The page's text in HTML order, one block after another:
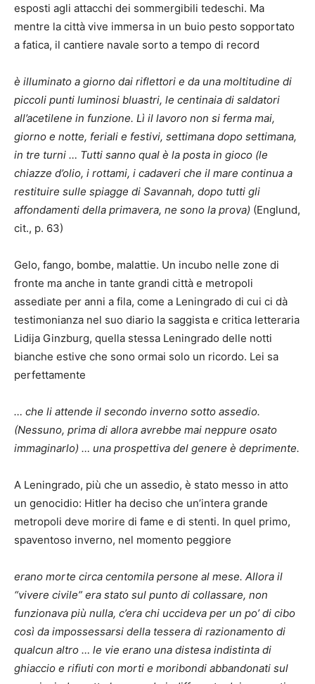
esposti agli attacchi dei sommergibili tedeschi. Ma
mentre la città vive immersa in un buio pesto sopportato
a fatica, il cantiere navale sorto a tempo di record
è illuminato a giorno dai riflettori e da una moltitudine di
piccoli punti luminosi bluastri, le centinaia di saldatori
all’acetilene in funzione. Lì il lavoro non si ferma mai,
giorno e notte, feriali e festivi, settimana dopo settimana,
in tre turni … Tutti sanno qual è la posta in gioco (le
chiazze d’olio, i rottami, i cadaveri che il mare continua a
restituire sulle spiagge di Savannah, dopo tutti gli
affondamenti della primavera, ne sono la prova) (Englund,
cit., p. 63)
Gelo, fango, bombe, malattie. Un incubo nelle zone di
fronte ma anche in tante grandi città e metropoli
assediate per anni a fila, come a Leningrado di cui ci dà
testimonianza nel suo diario la saggista e critica letteraria
Lidija Ginzburg, quella stessa Leningrado delle notti
bianche estive che sono ormai solo un ricordo. Lei sa
perfettamente
… che li attende il secondo inverno sotto assedio.
(Nessuno, prima di allora avrebbe mai neppure osato
immaginarlo) … una prospettiva del genere è deprimente.
A Leningrado, più che un assedio, è stato messo in atto
un genocidio: Hitler ha deciso che un’intera grande
metropoli deve morire di fame e di stenti. In quel primo,
spaventoso inverno, nel momento peggiore
erano morte circa centomila persone al mese. Allora il
“vivere civile” era stato sul punto di collassare, non
funzionava più nulla, c’era chi uccideva per un po’ di cibo
così da impossessarsi della tessera di razionamento di
qualcun altro … le vie erano una distesa indistinta di
ghiaccio e rifiuti con morti e moribondi abbandonati sul